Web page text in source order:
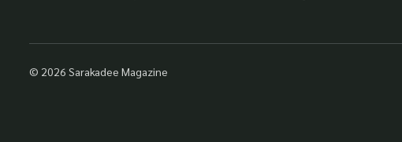
© 2026 Sarakadee Magazine